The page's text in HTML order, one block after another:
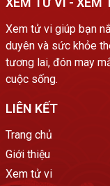
Xem tử vi giúp bạn
duyên và sức khỏe
tương lai, đón may
cuộc sống.
LIÊN KẾT
Trang chủ
Giới thiệu
Xem tử vi